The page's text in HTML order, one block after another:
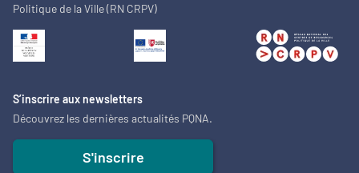
Politique de la Ville (RN CRPV)
S’inscrire aux newsletters
Découvrez les dernières actualités PQNA.
S'inscrire